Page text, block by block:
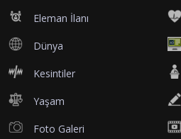
Eleman İlanı
Dünya
Kesintiler
Yaşam
Foto Galeri